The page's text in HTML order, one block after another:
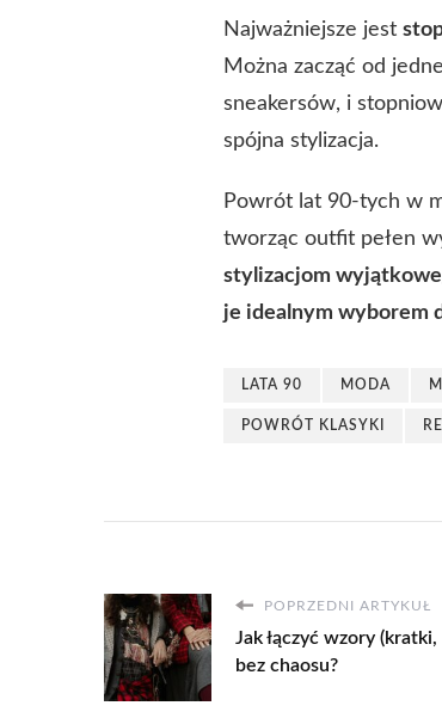
Najważniejsze jest
Można zacząć od
sneakersów, i
spójna stylizacja.
Powrót lat 90-tych w
tworząc outfit pełen
stylizacjom
je idealnym wyborem
LATA 90 MODA
POWRÓT KLASYKI
POPRZEDNI ARTYKUŁ
Jak łączyć wzory
bez chaosu?